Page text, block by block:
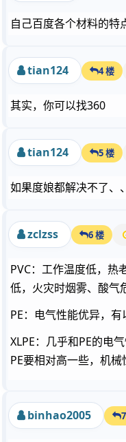
自己百度各个材料的特
tian124 4 楼
其实，你可以找360
tian124 5 楼
如果度娘都解决不了、、
zclzss 6 楼
PVC：工作温度低，热
低，火灾时烟雾、酸气
PE：电气性能优异，有
XLPE：几乎和PE的电
PE要相对高一些，机械
binhao2005